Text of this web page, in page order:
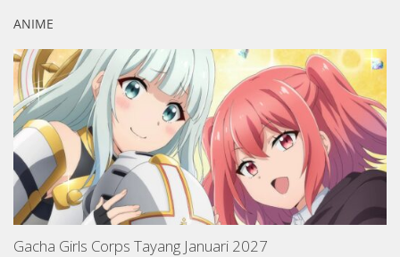
ANIME
Gacha Girls Corps Tayang Januari 2027